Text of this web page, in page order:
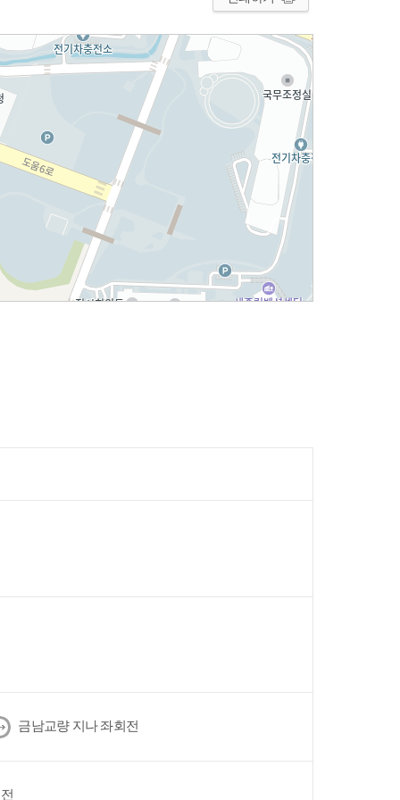
금남교량 지나 좌회전